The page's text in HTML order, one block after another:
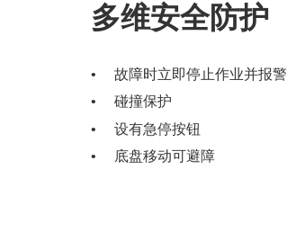
多维安全防护
故障时立即停止作业并报警
碰撞保护
设有急停按钮
底盘移动可避障